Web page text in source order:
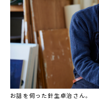
お話を伺った針生卓治さん。